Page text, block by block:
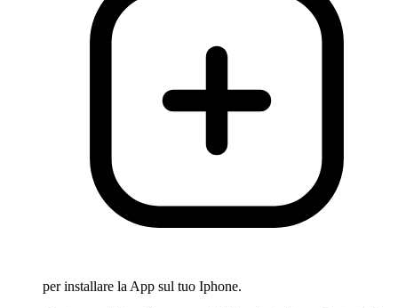
per installare la App sul tuo Iphone.